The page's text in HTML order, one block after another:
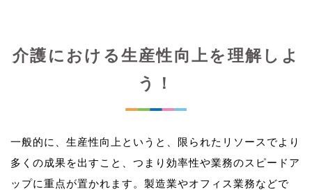
介護における生産性向上を理解しよ
う！
一般的に、生産性向上というと、限られたリソースでより
多くの成果を出すこと、つまり効率性や業務のスピードア
ップに重点が置かれます。製造業やオフィス業務などで